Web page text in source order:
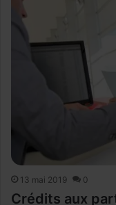
13 mai 2019 0
Crédits aux